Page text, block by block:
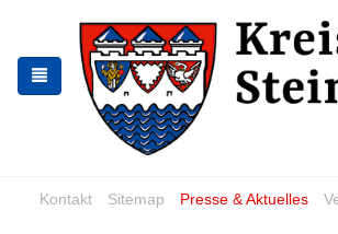
springen
springen
Kontakt Sitemap Presse & Aktuelles